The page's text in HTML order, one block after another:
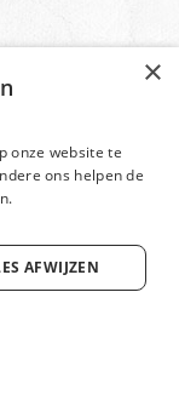
×
onze website te
ons helpen de
AFWIJZEN